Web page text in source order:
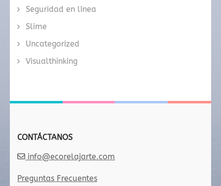
Seguridad en línea
Slime
Uncategorized
Visualthinking
CONTÁCTANOS
info@ecorelajarte.com
Preguntas Frecuentes